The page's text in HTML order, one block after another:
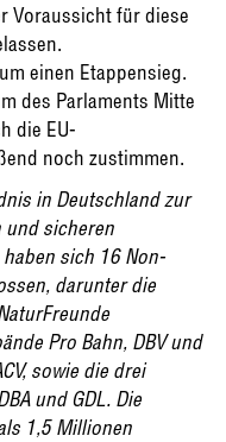
Voraussicht für diese
einen Etappensieg.
des Parlaments Mitte
die EU-
noch zustimmen.
in Deutschland zur
und sicheren
sich 16 Non-
darunter die
Pro Bahn, DBV und
sowie die drei
und GDL. Die
1,5 Millionen